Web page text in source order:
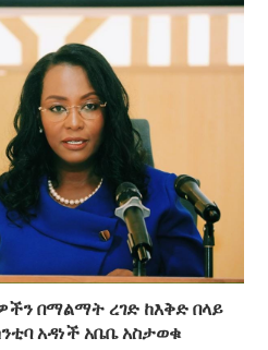
በማልማት ረገድ ከእቅድ በላይ
አዳነች አቤቤ አስታወቁ